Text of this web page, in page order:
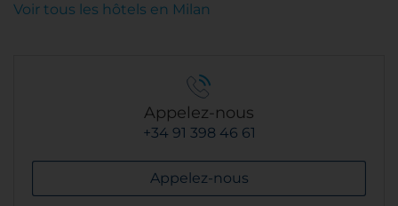
Voir tous les hôtels en Milan
Appelez-nous
+34 91 398 46 61
Appelez-nous